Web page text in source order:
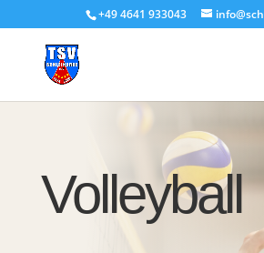
+49 4641 933043
Volleyball